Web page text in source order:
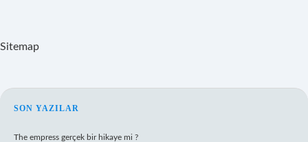
Sitemap
SIDEBAR
SON YAZILAR
The empress gerçek bir hikaye mi ?